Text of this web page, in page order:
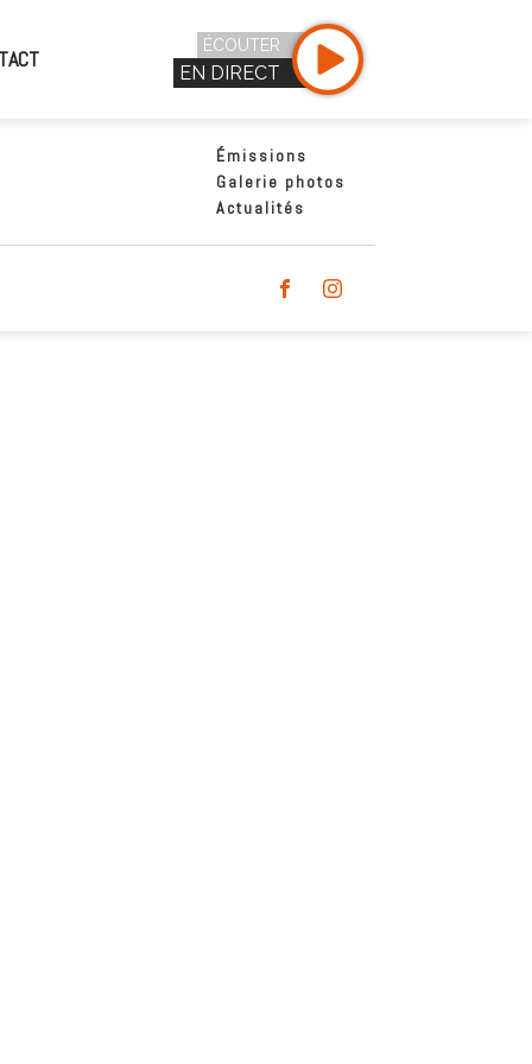
ÉCOUTER
EN DIRECT
Émissions
Galerie photos
Actualités